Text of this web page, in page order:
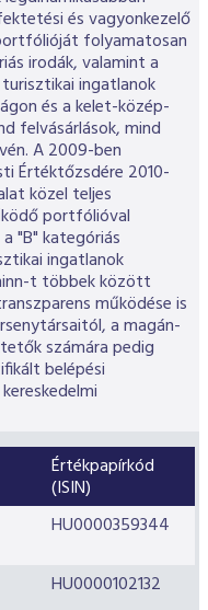
és vagyonkezelő
folyamatosan
irodák, valamint a
ingatlanok
és a kelet-közép-
felvásárlások, mind
A 2009-ben
Értéktőzsdére 2010-
közel teljes
portfólióval
"B" kategóriás
ingatlanok
t többek között
működése is
a magán-
számára pedig
belépési
Értékpapírkód
(ISIN)
HU0000359344
HU0000102132